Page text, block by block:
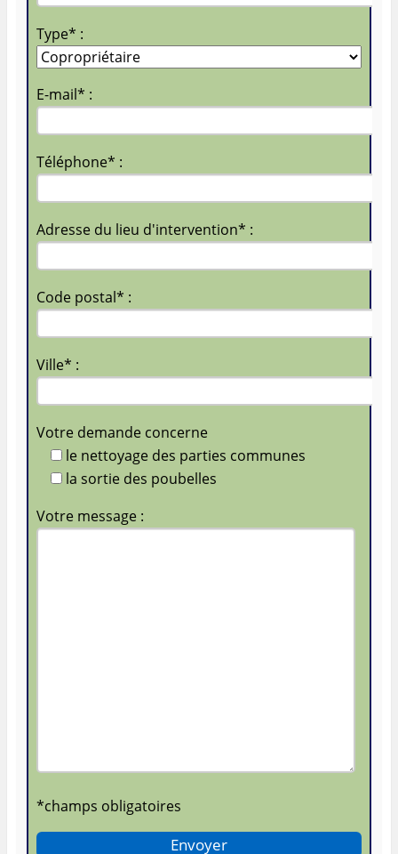
Type* :
E-mail* :
Téléphone* :
Adresse du lieu d'intervention* :
Code postal* :
Ville* :
Votre demande concerne
le nettoyage des parties communes
la sortie des poubelles
Votre message :
*champs obligatoires